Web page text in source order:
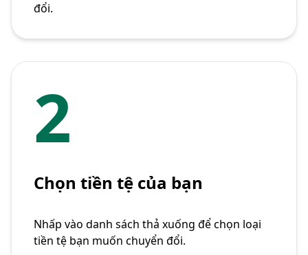
đổi.
2
Chọn tiền tệ của bạn
Nhấp vào danh sách thả xuống để chọn loại
tiền tệ bạn muốn chuyển đổi.